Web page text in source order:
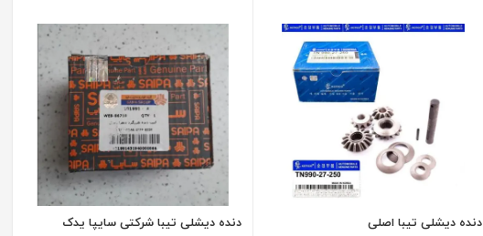
دنده دیشلی تیبا اصلی دنده دیشلی تیبا شرکتی سایپا یدک